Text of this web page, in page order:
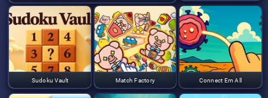
Sudoku Vault Match Factory Connect Em All